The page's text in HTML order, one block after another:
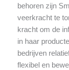
behoren zijn
veerkracht te
kracht om de
in haar
bedrijven
flexibel en